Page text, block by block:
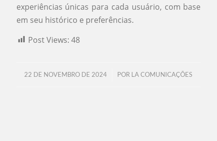
experiências únicas para cada usuário, com base
em seu histórico e preferências.
Post Views: 48
22 DE NOVEMBRO DE 2024
/ POR LA COMUNICAÇÕES